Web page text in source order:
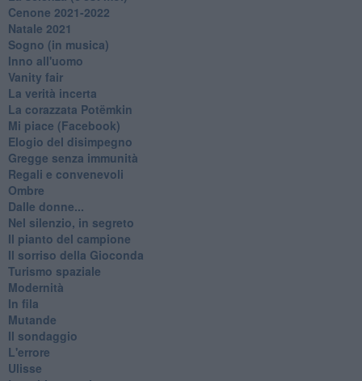
Cenone 2021-2022
Natale 2021
Sogno (in musica)
Inno all'uomo
Vanity fair
La verità incerta
La corazzata Potëmkin
Mi piace (Facebook)
Elogio del disimpegno
Gregge senza immunità
Regali e convenevoli
Ombre
Dalle donne...
Nel silenzio, in segreto
Il pianto del campione
Il sorriso della Gioconda
Turismo spaziale
Modernità
In fila
Mutande
Il sondaggio
L'errore
Ulisse